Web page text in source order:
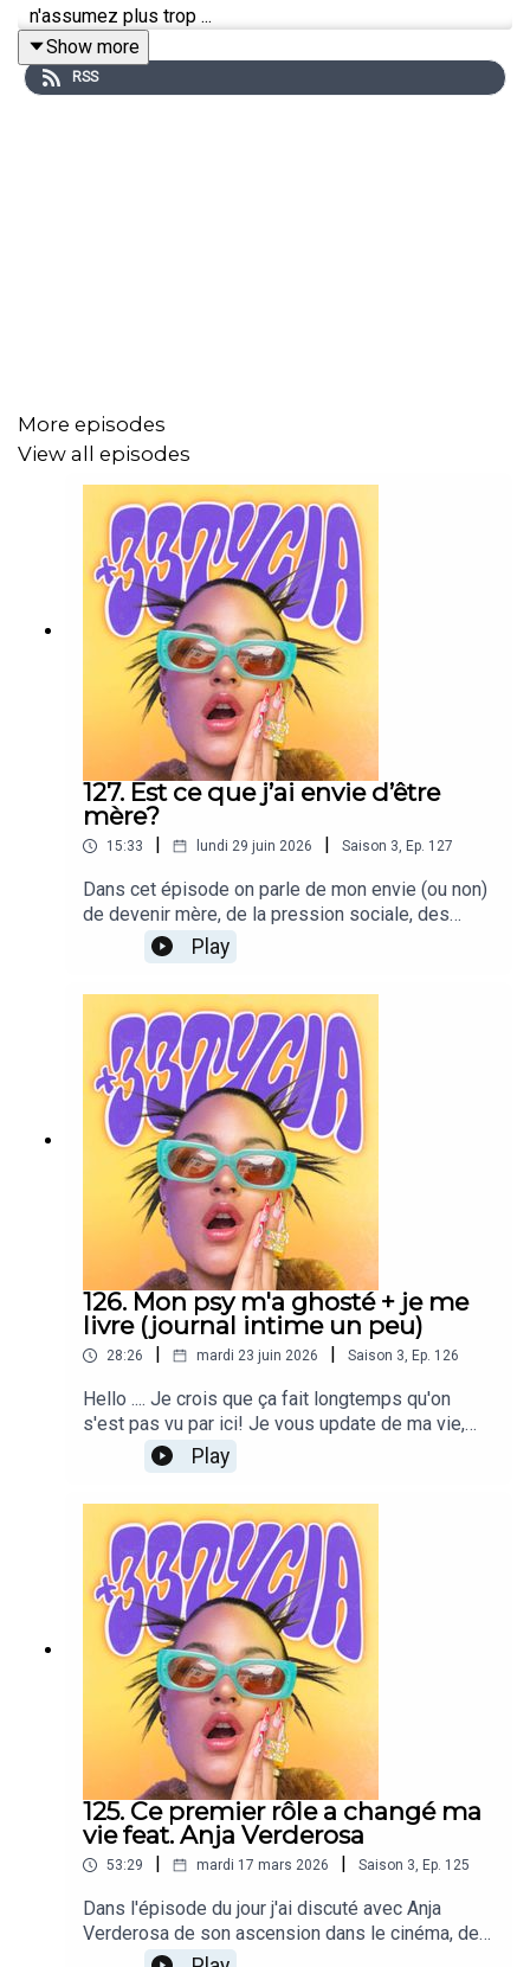
n'assumez plus trop ...
Bonne écoute, que du love.
Show more
RSS
More episodes
View all episodes
127. Est ce que j’ai envie d’être
mère?
15:33 | lundi 29 juin 2026 | Saison 3, Ep. 127
Dans cet épisode on parle de mon envie (ou non)
de devenir mère, de la pression sociale, des
peurs face à la société actuelle,etc . Parce qu’à
passé 30 ans c’est une question que tu te poses
forcément
Play
126. Mon psy m'a ghosté + je me
livre (journal intime un peu)
28:26 | mardi 23 juin 2026 | Saison 3, Ep. 126
Hello .... Je crois que ça fait longtemps qu'on
s'est pas vu par ici! Je vous update de ma vie,
des prochains sujet, etc ! VOUS M'AVEZ MANQUÉ
<3 Découvrir mon cahier de vacances d'été pour
adulte le "Summer Break Club":
https://noprocrastinationclub.fr/Les vlog travaux
sur ma chaine YouTube:
https://www.youtube.com/@tyciadchannel/video
sMe suivre sur Instagram: @tyciadchannelPour
me contacter/proposer un sujet de podcast c'est
via: 33tycia@gmail.comBonne écoute, que du
Play
125. Ce premier rôle a changé ma
vie feat. Anja Verderosa
53:29 mardi 17 mars 2026 Saison 3, Ep. 125
Dans l'épisode du jour j'ai discuté avec Anja
Verderosa de son ascension dans le cinéma, de
ses débuts au théâtre jusqu'aux nominations aux